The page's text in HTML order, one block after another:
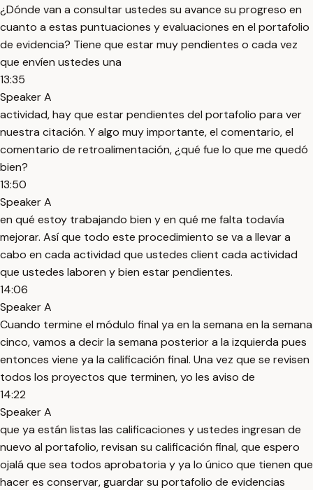
¿Dónde van a consultar ustedes su avance su progreso en
cuanto a estas puntuaciones y evaluaciones en el portafolio
de evidencia? Tiene que estar muy pendientes o cada vez
que envíen ustedes una
13:35
Speaker A
actividad, hay que estar pendientes del portafolio para ver
nuestra citación. Y algo muy importante, el comentario, el
comentario de retroalimentación, ¿qué fue lo que me quedó
bien?
13:50
Speaker A
en qué estoy trabajando bien y en qué me falta todavía
mejorar. Así que todo este procedimiento se va a llevar a
cabo en cada actividad que ustedes client cada actividad
que ustedes laboren y bien estar pendientes.
14:06
Speaker A
Cuando termine el módulo final ya en la semana en la semana
cinco, vamos a decir la semana posterior a la izquierda pues
entonces viene ya la calificación final. Una vez que se revisen
todos los proyectos que terminen, yo les aviso de
14:22
Speaker A
que ya están listas las calificaciones y ustedes ingresan de
nuevo al portafolio, revisan su calificación final, que espero
ojalá que sea todos aprobatoria y ya lo único que tienen que
hacer es conservar, guardar su portafolio de evidencias